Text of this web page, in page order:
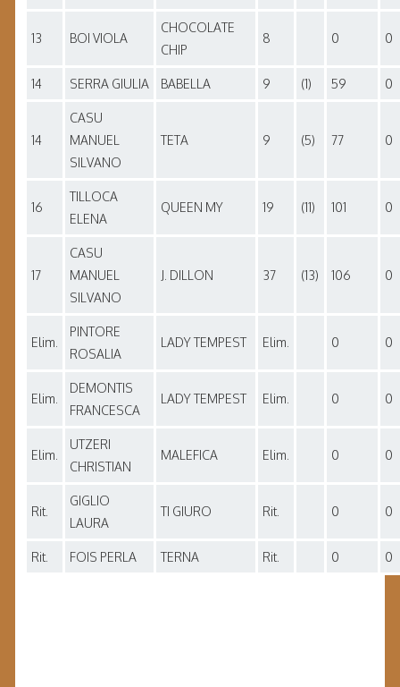
13 BOI VIOLA
CHOCOLATE
CHIP
8 0 0
14 SERRA GIULIA BABELLA 9 (1) 59 0
14
CASU
MANUEL
SILVANO
TETA 9 (5) 77 0
16
TILLOCA
ELENA
QUEEN MY 19 (11) 101 0
17
CASU
MANUEL
SILVANO
J. DILLON 37 (13) 106 0
Elim.
PINTORE
ROSALIA
LADY TEMPEST Elim. 0 0
Elim.
DEMONTIS
FRANCESCA
LADY TEMPEST Elim. 0 0
Elim.
UTZERI
CHRISTIAN
MALEFICA Elim. 0 0
Rit.
GIGLIO
LAURA
TI GIURO Rit. 0 0
Rit. FOIS PERLA TERNA Rit. 0 0